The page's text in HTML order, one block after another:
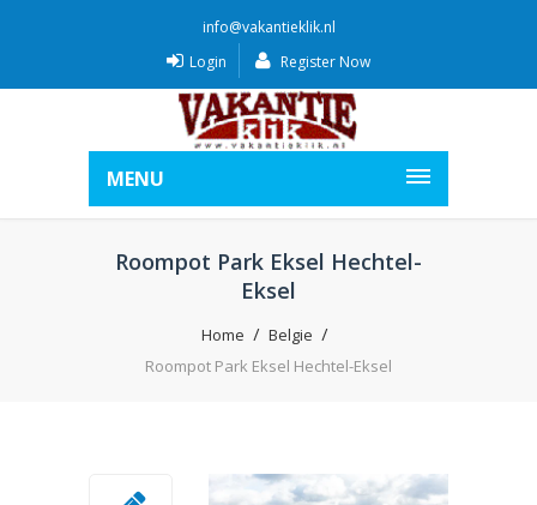
info@vakantieklik.nl
Login
Register Now
MENU
Roompot Park Eksel Hechtel-
Eksel
Home
Belgie
Roompot Park Eksel Hechtel-Eksel